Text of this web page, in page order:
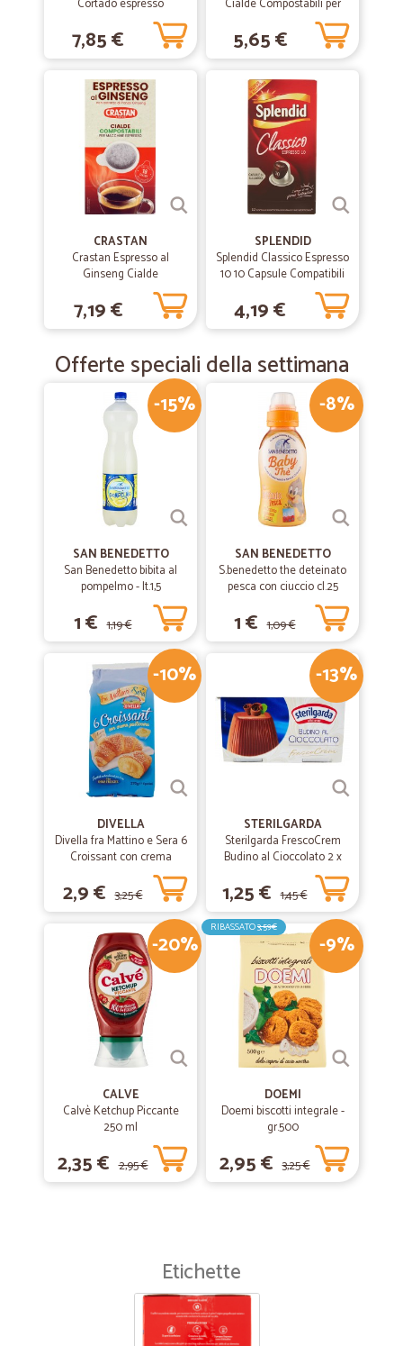
Cortado espresso
macchiato caffè macchiato
16 capsule (16 tazze)
7,85 €
Cialde Compostabili per
Macchine Espresso 18 x 6 g
5,65 €
CRASTAN
Crastan Espresso al
Ginseng Cialde
Compostabili per Macchine
Espresso 18 x 7 g
7,19 €
SPLENDID
Splendid Classico Espresso
10 10 Capsule Compatibili
con Macchine Nespresso*
52 g
4,19 €
Offerte speciali della settimana
-15%
SAN BENEDETTO
San Benedetto bibita al
pompelmo - lt.1,5
1 € 1,19 €
-8%
SAN BENEDETTO
S.benedetto the deteinato
pesca con ciuccio cl.25
1 € 1,09 €
-10%
DIVELLA
Divella fra Mattino e Sera 6
Croissant con crema
pasticcera 270 gr.
2,9 € 3,25 €
-13%
STERILGARDA
Sterilgarda FrescoCrem
Budino al Cioccolato 2 x
1,25 € 1,45 €
-20%
CALVE
Calvè Ketchup Piccante
250 ml
2,35 € 2,95 €
-9%
RIBASSATO3,59€
DOEMI
Doemi biscotti integrale -
gr.500
2,95 € 3,25 €
Etichette